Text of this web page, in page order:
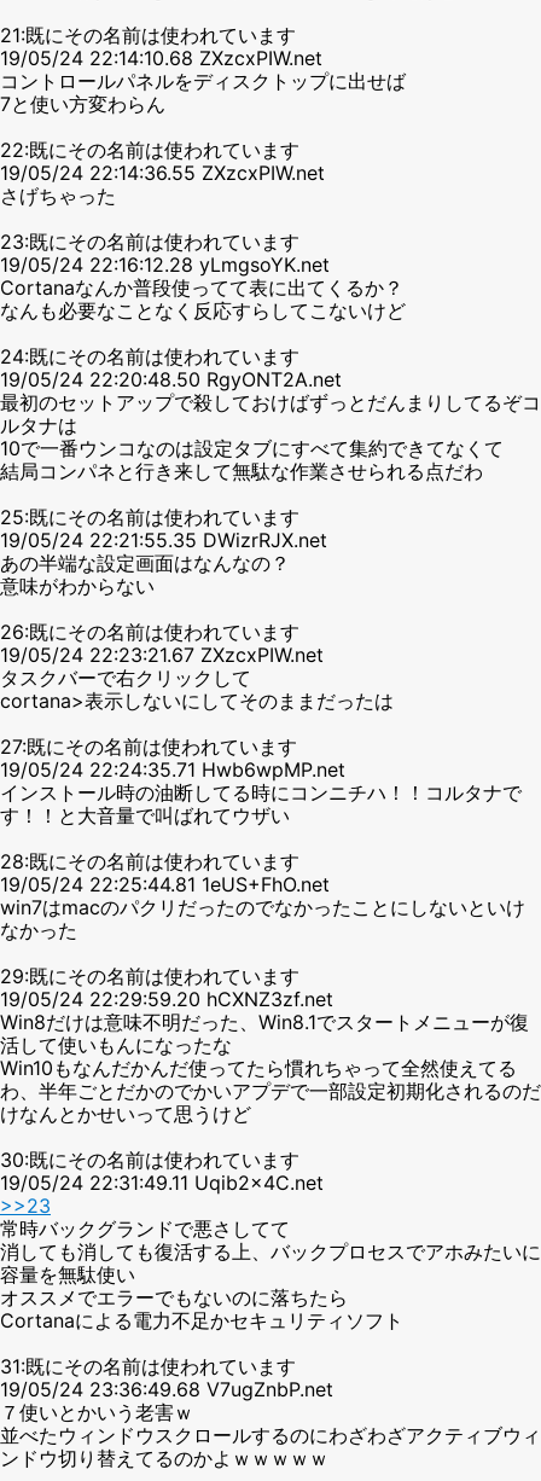
21:既にその名前は使われています
19/05/24 22:14:10.68 ZXzcxPIW.net
コントロールパネルをディスクトップに出せば
7と使い方変わらん
22:既にその名前は使われています
19/05/24 22:14:36.55 ZXzcxPIW.net
さげちゃった
23:既にその名前は使われています
19/05/24 22:16:12.28 yLmgsoYK.net
Cortanaなんか普段使ってて表に出てくるか？
なんも必要なことなく反応すらしてこないけど
24:既にその名前は使われています
19/05/24 22:20:48.50 RgyONT2A.net
最初のセットアップで殺しておけばずっとだんまりしてるぞコ
ルタナは
10で一番ウンコなのは設定タブにすべて集約できてなくて
結局コンパネと行き来して無駄な作業させられる点だわ
25:既にその名前は使われています
19/05/24 22:21:55.35 DWizrRJX.net
あの半端な設定画面はなんなの？
意味がわからない
26:既にその名前は使われています
19/05/24 22:23:21.67 ZXzcxPIW.net
タスクバーで右クリックして
cortana>表示しないにしてそのままだったは
27:既にその名前は使われています
19/05/24 22:24:35.71 Hwb6wpMP.net
インストール時の油断してる時にコンニチハ！！コルタナで
す！！と大音量で叫ばれてウザい
28:既にその名前は使われています
19/05/24 22:25:44.81 1eUS+FhO.net
win7はmacのパクリだったのでなかったことにしないといけ
なかった
29:既にその名前は使われています
19/05/24 22:29:59.20 hCXNZ3zf.net
Win8だけは意味不明だった、Win8.1でスタートメニューが復
活して使いもんになったな
Win10もなんだかんだ使ってたら慣れちゃって全然使えてる
わ、半年ごとだかのでかいアプデで一部設定初期化されるのだ
けなんとかせいって思うけど
30:既にその名前は使われています
19/05/24 22:31:49.11 Uqib2x4C.net
>>23
常時バックグランドで悪さしてて
消しても消しても復活する上、バックプロセスでアホみたいに
容量を無駄使い
オススメでエラーでもないのに落ちたら
Cortanaによる電力不足かセキュリティソフト
31:既にその名前は使われています
19/05/24 23:36:49.68 V7ugZnbP.net
７使いとかいう老害ｗ
並べたウィンドウスクロールするのにわざわざアクティブウィ
ンドウ切り替えてるのかよｗｗｗｗｗ